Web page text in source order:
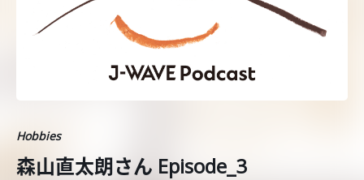
Hobbies
森山直太朗さん Episode_3